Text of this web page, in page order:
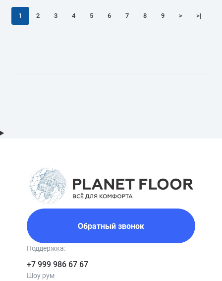
1 2 3 4 5 6 7 8 9 > >|
Обратный звонок
Поддержка:
+7 999 986 67 67
Шоу рум